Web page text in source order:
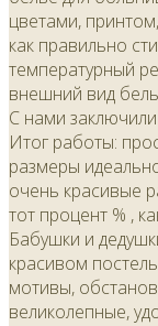
цветами,
как правильно
температурный
внешний вид
С нами
Итог работы:
размеры
очень красивые
тот процент % ,
Бабушки и
красивом
мотивы,
великолепные,